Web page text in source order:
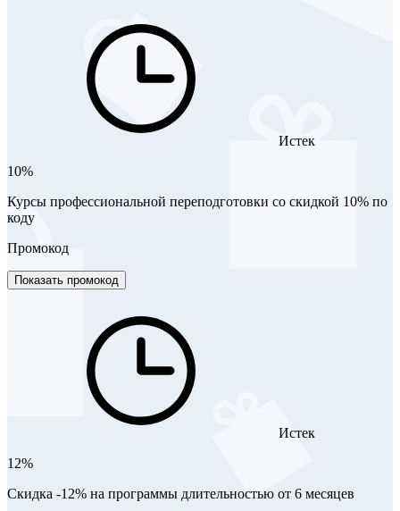
Истек
10%
Курсы профессиональной переподготовки со скидкой 10% по
коду
Промокод
Показать промокод
Истек
12%
Скидка -12% на программы длительностью от 6 месяцев